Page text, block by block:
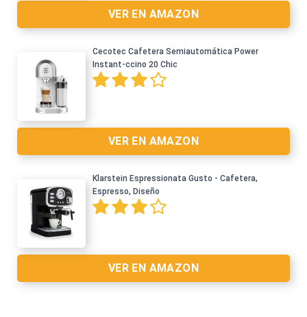
VER EN AMAZON
Cecotec Cafetera Semiautomática Power
Instant-ccino 20 Chic
VER EN AMAZON
Klarstein Espressionata Gusto - Cafetera,
Espresso, Diseño
VER EN AMAZON